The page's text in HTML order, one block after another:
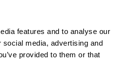
features and to analyse our
media, advertising and
provided to them or that
información pertinente para diseñar
ayuda para determinar si un individuo
de ningún tipo. Un diagnóstico de TDAH,
al uso indicado, CogniFit no indica que
de investigación relacionado con la
y será una obligación por parte del
de lo dispuesto en la Sección 45 CFR 46